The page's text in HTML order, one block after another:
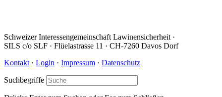
Schweizer Interessengemeinschaft Lawinensicherheit ·
SILS c/o SLF · Flüelastrasse 11 · CH-7260 Davos Dorf
Kontakt · Login · Impressum · Datenschutz
Suchbegriffe